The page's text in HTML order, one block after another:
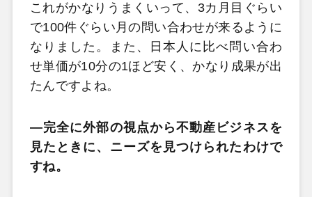
これがかなりうまくいって、3カ月目ぐらい
で100件ぐらい月の問い合わせが来るように
なりました。また、日本人に比べ問い合わ
せ単価が10分の1ほど安く、かなり成果が出
たんですよね。
―完全に外部の視点から不動産ビジネスを
見たときに、ニーズを見つけられたわけで
すね。